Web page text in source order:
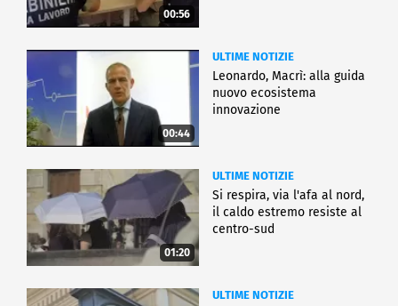
00:56
00:44
ULTIME NOTIZIE
Leonardo, Macrì: alla guida
nuovo ecosistema
innovazione
01:20
ULTIME NOTIZIE
Si respira, via l'afa al nord,
il caldo estremo resiste al
centro-sud
ULTIME NOTIZIE